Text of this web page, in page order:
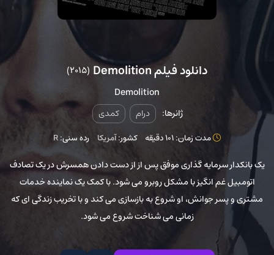
دانلود فیلم Demolition (2015)
Demolition
ژانرها: درام کمدی
مدت زمان: 101 دقیقه کشور:آمریکا رده سنی:R
یک بانکدار سرمایه گذاری موفق پس از از دست دادن همسرش در یک تصادف
اتومبیل غم انگیز با مشکل روبرو می شود. با کمک یک نماینده خدمات
مشتری و پسر جوانش، او شروع به بازسازی می کند و با تخریب زندگی ای که
زمانی می شناخت شروع می شود.